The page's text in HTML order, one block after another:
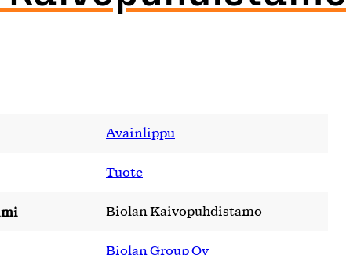
Avainlippu
Tuote
Biolan Kaivopuhdistamo
Biolan Group Oy